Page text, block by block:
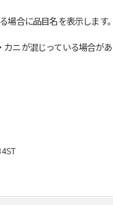
合に品目名を表示します。
が混じっている場合が